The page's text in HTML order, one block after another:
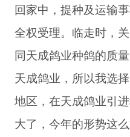
回家中，提种及运输
全权受理。临走时，
同天成鸽业种鸽的质
天成鸽业，所以我选
地区，在天成鸽业引
大了，今年的形势这